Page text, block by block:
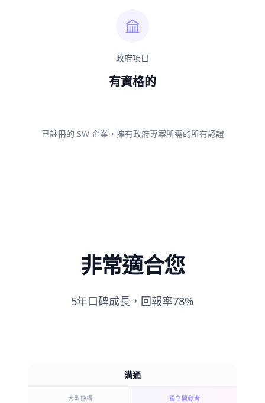
政府項目
有資格的
已註冊的 SW 企業，擁有政府專案所需的所有認證
非常適合您
5年口碑成長，回報率78%
溝通
大型機構 獨立開發者